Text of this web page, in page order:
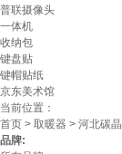
普联摄像头
一体机
收纳包
键盘贴
键帽贴纸
京东美术馆
当前位置：
首页 > 取暖器 > 河北碳晶
品牌: